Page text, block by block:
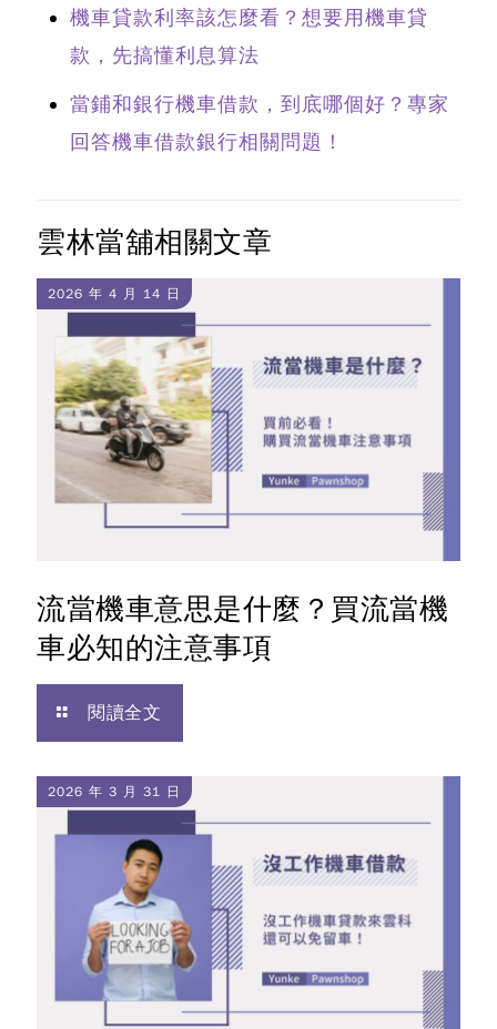
機車貸款利率該怎麼看？想要用機車貸
款，先搞懂利息算法
當鋪和銀行機車借款，到底哪個好？專家
回答機車借款銀行相關問題！
雲林當舖相關文章
2026 年 4 月 14 日
流當機車意思是什麼？買流當機
車必知的注意事項
閱讀全文
2026 年 3 月 31 日